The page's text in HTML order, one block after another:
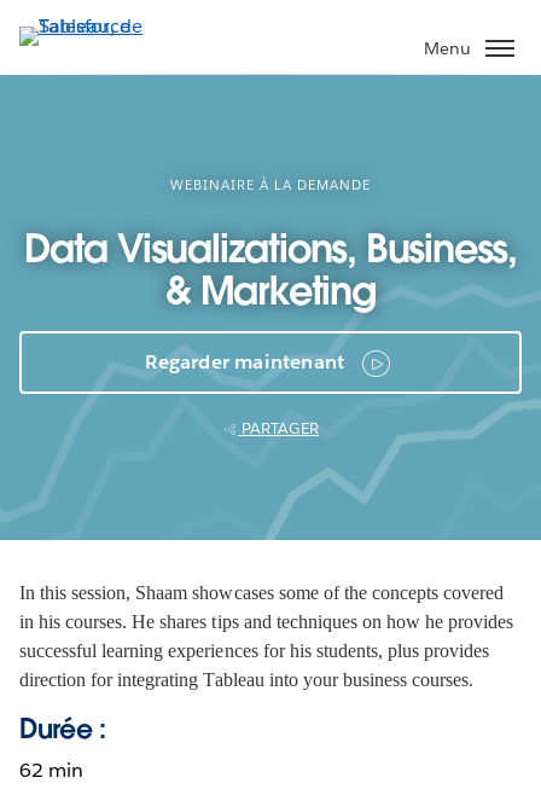
Aller
au
contenu
Menu
WEBINAIRE À LA DEMANDE
Data Visualizations, Business,
& Marketing
Regarder maintenant
PARTAGER
In this session, Shaam showcases some of the concepts covered
in his courses. He shares tips and techniques on how he provides
successful learning experiences for his students, plus provides
direction for integrating Tableau into your business courses.
Durée :
62 min